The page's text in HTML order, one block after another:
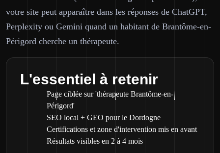
votre site peut apparaître dans les réponses de ChatGPT,
Perplexity ou Gemini quand un habitant de Brantôme-en-
Périgord cherche un thérapeute.
L'essentiel à retenir
Page ciblée sur 'thérapeute Brantôme-en-
Périgord'
SEO local + GEO pour le Dordogne
Certifications et zone d'intervention mis en avant
Résultats visibles en 2 à 4 mois